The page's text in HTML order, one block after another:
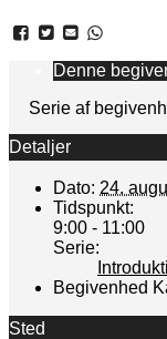
Denne
Serie af
Detaljer
Dato: 24.
Tidspunkt:
9:00 - 11:00
Serie:
Begivenhed
Sted